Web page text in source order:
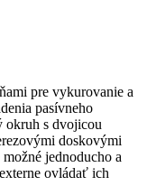
pre vykurovanie a
pasívneho
okruh s dvojicou
doskovými
jednoducho a
ovládať ich